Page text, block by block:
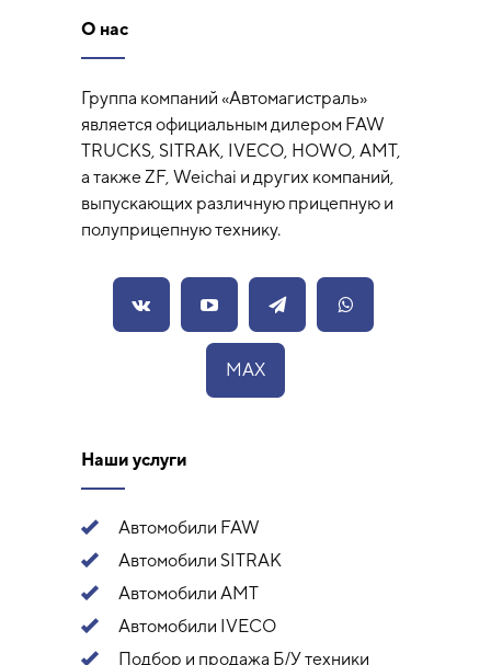
О нас
Группа компаний «Автомагистраль»
является официальным дилером FAW
TRUCKS, SITRAK, IVECO, HOWO, AMT,
а также ZF, Weichai и других компаний,
выпускающих различную прицепную и
полуприцепную технику.
MAX
Наши услуги
Автомобили FAW
Автомобили SITRAK
Автомобили АМТ
Автомобили IVECO
Подбор и продажа Б/У техники